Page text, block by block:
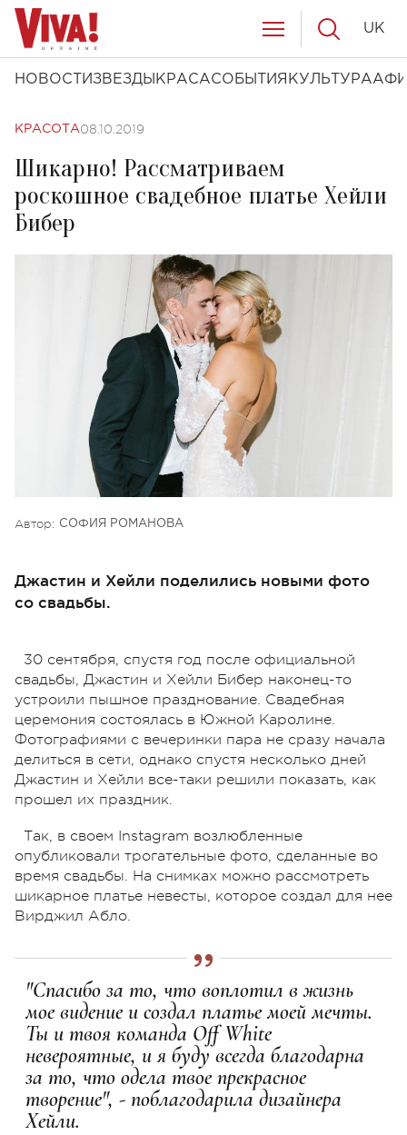
НОВОСТИ ЗВЕЗДЫ КРАСАСОБЫТИЯ КУЛЬТУРА
UK
КРАСОТА08.10.2019
Шикарно! Рассматриваем
роскошное свадебное платье Хейли
Бибер
Автор: СОФИЯ РОМАНОВА
Джастин и Хейли поделились новыми фото
со свадьбы.
30 сентября, спустя год после официальной
свадьбы, Джастин и Хейли Бибер наконец-то
устроили пышное празднование. Свадебная
церемония состоялась в Южной Каролине.
Фотографиями с вечеринки пара не сразу начала
делиться в сети, однако спустя несколько дней
Джастин и Хейли все-таки решили показать, как
прошел их праздник.
Так, в своем Instagram возлюбленные
опубликовали трогательные фото, сделанные во
время свадьбы. На снимках можно рассмотреть
шикарное платье невесты, которое создал для нее
Вирджил Абло.
"Спасибо за то, что воплотил в жизнь
мое видение и создал платье моей мечты.
Ты и твоя команда Off White
невероятные, и я буду всегда благодарна
за то, что одела твое прекрасное
творение", - поблагодарила дизайнера
Хейли.